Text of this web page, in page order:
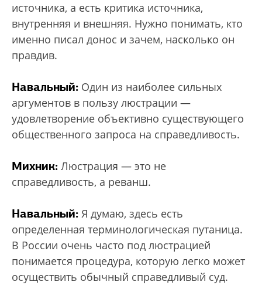
источника, а есть критика источника,
внутренняя и внешняя. Нужно понимать, кто
именно писал донос и зачем, насколько он
правдив.
Навальный: Один из наиболее сильных
аргументов в пользу люстрации —
удовлетворение объективно существующего
общественного запроса на справедливость.
Михник: Люстрация — это не
справедливость, а реванш.
Навальный: Я думаю, здесь есть
определенная терминологическая путаница.
В России очень часто под люстрацией
понимается процедура, которую легко может
осуществить обычный справедливый суд.